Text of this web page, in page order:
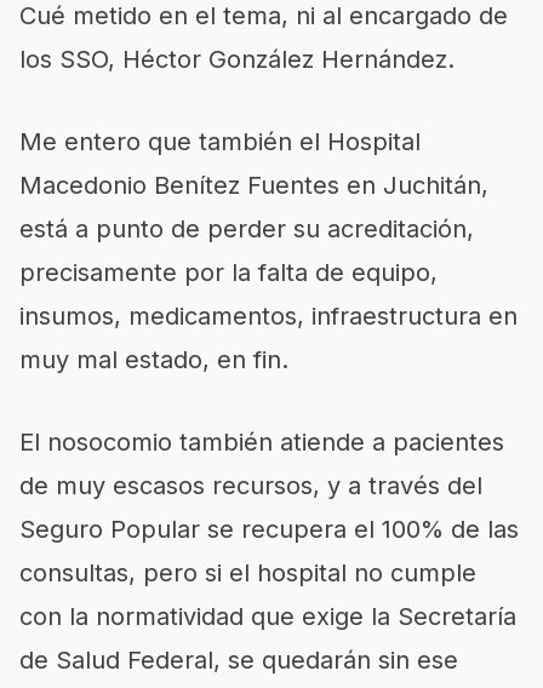
Cué metido en el tema, ni al encargado de
los SSO, Héctor González Hernández.
Me entero que también el Hospital
Macedonio Benítez Fuentes en Juchitán,
está a punto de perder su acreditación,
precisamente por la falta de equipo,
insumos, medicamentos, infraestructura en
muy mal estado, en fin.
El nosocomio también atiende a pacientes
de muy escasos recursos, y a través del
Seguro Popular se recupera el 100% de las
consultas, pero si el hospital no cumple
con la normatividad que exige la Secretaría
de Salud Federal, se quedarán sin ese